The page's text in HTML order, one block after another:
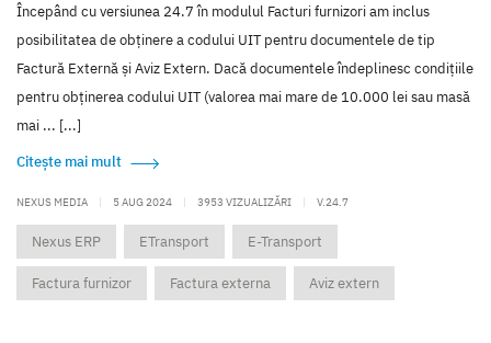
Începând cu versiunea 24.7 în modulul Facturi furnizori am inclus
posibilitatea de obținere a codului UIT pentru documentele de tip
Factură Externă și Aviz Extern. Dacă documentele îndeplinesc condițiile
pentru obținerea codului UIT (valorea mai mare de 10.000 lei sau masă
mai ... [...]
Citește mai mult
NEXUS MEDIA | 5 AUG 2024 | 3953 VIZUALIZĂRI | V.24.7
Nexus ERP ETransport E-Transport
Factura furnizor Factura externa Aviz extern